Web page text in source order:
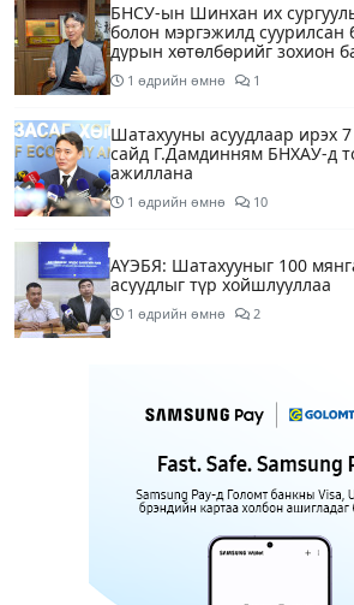
БНСУ-ын Шинхан их
болон мэргэжилд суурилсан
дурын хөтөлбөрийг зохион
1 өдрийн өмнө 1
Шатахууны асуудлаар ирэх
сайд Г.Дамдинням БНХАУ-д
ажиллана
1 өдрийн өмнө 10
АҮЭБЯ: Шатахууныг 100
асуудлыг түр хойшлууллаа
1 өдрийн өмнө 2
автобензинийг агуулахуудад
зохион байгуулж байна
Ерөнхий сайд БНХАУ-аас сар
тонн АИ-92 автобензин